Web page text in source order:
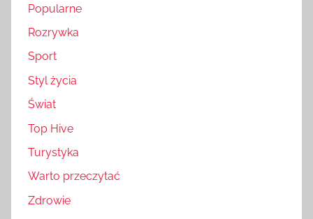
Popularne
Rozrywka
Sport
Styl życia
Świat
Top Hive
Turystyka
Warto przeczytać
Zdrowie